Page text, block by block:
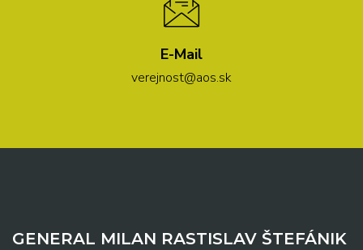
E-Mail
verejnost@aos.sk
GENERAL MILAN RASTISLAV ŠTEFÁNIK